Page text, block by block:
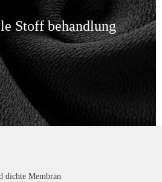
Stoff behandlung
dichte Membran